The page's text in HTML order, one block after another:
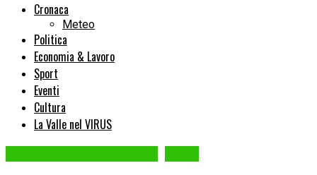
Cronaca
Meteo
Politica
Economia & Lavoro
Sport
Eventi
Cultura
La Valle nel VIRUS